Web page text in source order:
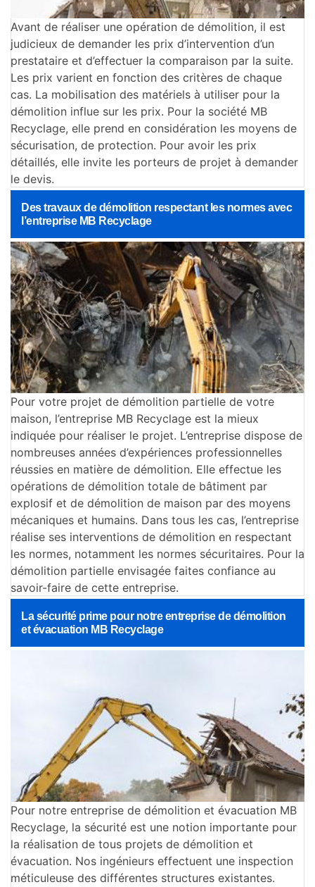
Avant de réaliser une opération de démolition, il est
judicieux de demander les prix d’intervention d’un
prestataire et d’effectuer la comparaison par la suite.
Les prix varient en fonction des critères de chaque
cas. La mobilisation des matériels à utiliser pour la
démolition influe sur les prix. Pour la société MB
Recyclage, elle prend en considération les moyens de
sécurisation, de protection. Pour avoir les prix
détaillés, elle invite les porteurs de projet à demander
le devis.
Des travaux de démolition respectant les normes avec
l’entreprise MB Recyclage
Pour votre projet de démolition partielle de votre
maison, l’entreprise MB Recyclage est la mieux
indiquée pour réaliser le projet. L’entreprise dispose de
nombreuses années d’expériences professionnelles
réussies en matière de démolition. Elle effectue les
opérations de démolition totale de bâtiment par
explosif et de démolition de maison par des moyens
mécaniques et humains. Dans tous les cas, l’entreprise
réalise ses interventions de démolition en respectant
les normes, notamment les normes sécuritaires. Pour la
démolition partielle envisagée faites confiance au
savoir-faire de cette entreprise.
La sécurité prime pour notre entreprise de démolition
et évacuation MB Recyclage
Pour notre entreprise de démolition et évacuation MB
Recyclage, la sécurité est une notion importante pour
la réalisation de tous projets de démolition et
évacuation. Nos ingénieurs effectuent une inspection
méticuleuse des différentes structures existantes.